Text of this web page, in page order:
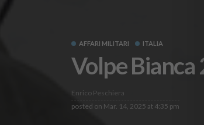
AFFARI MILITARI ITALIA
Volpe Bianca
Enrico Peschiera
posted on Mar. 14, 2025 at 4:35 pm